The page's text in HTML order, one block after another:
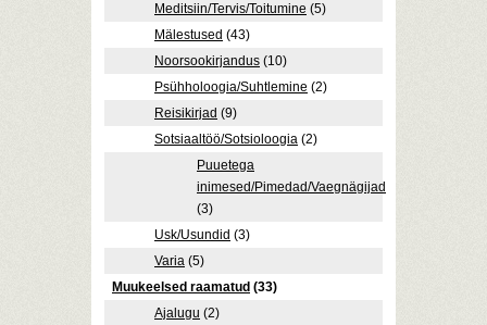
Meditsiin/Tervis/Toitumine (5)
Mälestused (43)
Noorsookirjandus (10)
Psühholoogia/Suhtlemine (2)
Reisikirjad (9)
Sotsiaaltöö/Sotsioloogia (2)
Puuetega
inimesed/Pimedad/Vaegnägijad
(3)
Usk/Usundid (3)
Varia (5)
Muukeelsed raamatud (33)
Ajalugu (2)